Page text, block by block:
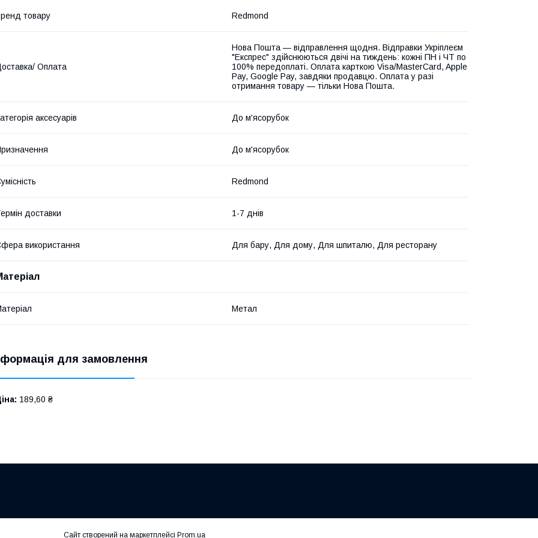
товару Redmond
Оплата
Нова Пошта — відправлення щодня. Відправки Укріплеєм
"Експрес" здійснюються двічі на тиждень: кожні ПН і ЧТ по
100% передоплаті. Оплата карткою Visa/MasterCard, Apple
Pay, Google Pay, завдяки продавцю. Оплата у разі
отримання товару — тільки Нова Пошта.
аксесуарів До м'ясорубок
До м'ясорубок
Redmond
доставки 1-7 днів
використання Для бару, Для дому, Для шпиталю, Для ресторану
Метал
для замовлення
189,60 ₴
Сайт створений на маркетплейсі Prom.ua